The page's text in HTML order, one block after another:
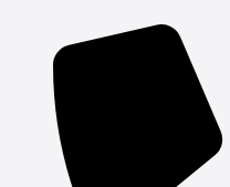
indholdet